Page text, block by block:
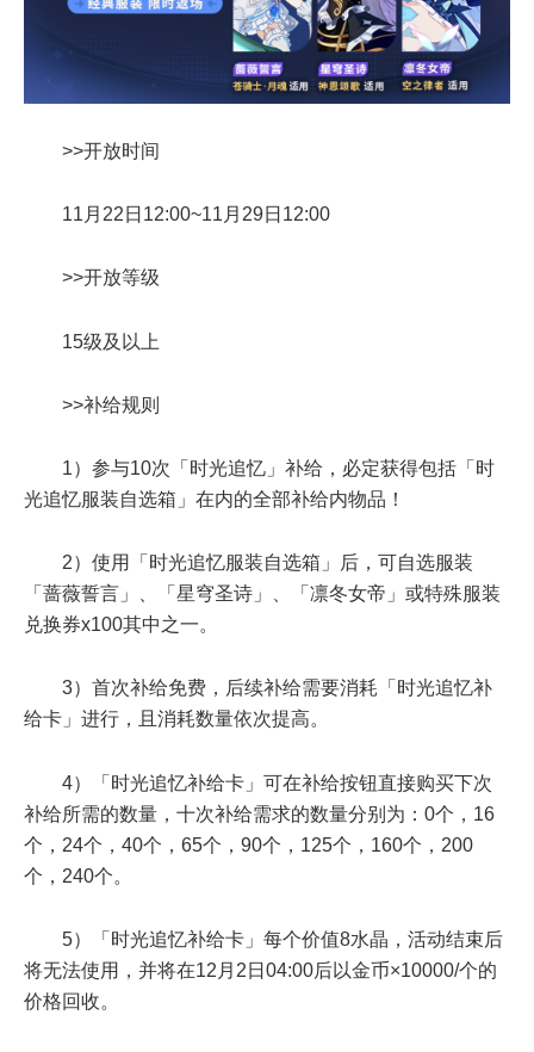
>>开放时间
11月22日12:00~11月29日12:00
>>开放等级
15级及以上
>>补给规则
1）参与10次「时光追忆」补给，必定获得包括「时
光追忆服装自选箱」在内的全部补给内物品！
2）使用「时光追忆服装自选箱」后，可自选服装
「蔷薇誓言」、「星穹圣诗」、「凛冬女帝」或特殊服装
兑换券x100其中之一。
3）首次补给免费，后续补给需要消耗「时光追忆补
给卡」进行，且消耗数量依次提高。
4）「时光追忆补给卡」可在补给按钮直接购买下次
补给所需的数量，十次补给需求的数量分别为：0个，16
个，24个，40个，65个，90个，125个，160个，200
个，240个。
5）「时光追忆补给卡」每个价值8水晶，活动结束后
将无法使用，并将在12月2日04:00后以金币×10000/个的
价格回收。